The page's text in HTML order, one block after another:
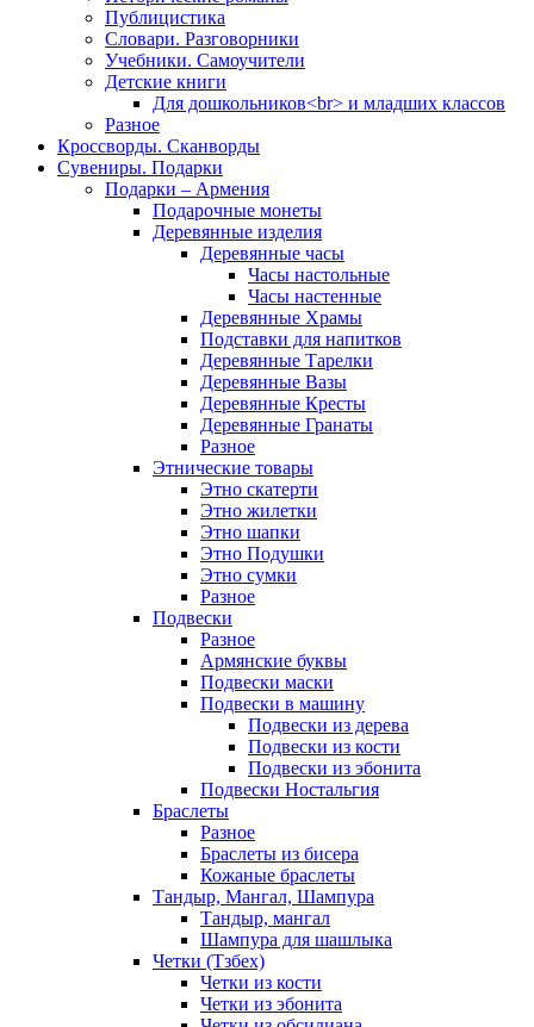
Публицистика
Словари. Разговорники
Учебники. Самоучители
Детские книги
Для дошкольников<br> и младших классов
Разное
Кроссворды. Сканворды
Сувениры. Подарки
Подарки – Армения
Подарочные монеты
Деревянные изделия
Деревянные часы
Часы настольные
Часы настенные
Деревянные Храмы
Подставки для напитков
Деревянные Тарелки
Деревянные Вазы
Деревянные Кресты
Деревянные Гранаты
Разное
Этнические товары
Этно скатерти
Этно жилетки
Этно шапки
Этно Подушки
Этно сумки
Разное
Подвески
Разное
Армянские буквы
Подвески маски
Подвески в машину
Подвески из дерева
Подвески из кости
Подвески из эбонита
Подвески Ностальгия
Браслеты
Разное
Браслеты из бисера
Кожаные браслеты
Тандыр, Мангал, Шампура
Тандыр, мангал
Шампура для шашлыка
Четки (Тзбех)
Четки из кости
Четки из эбонита